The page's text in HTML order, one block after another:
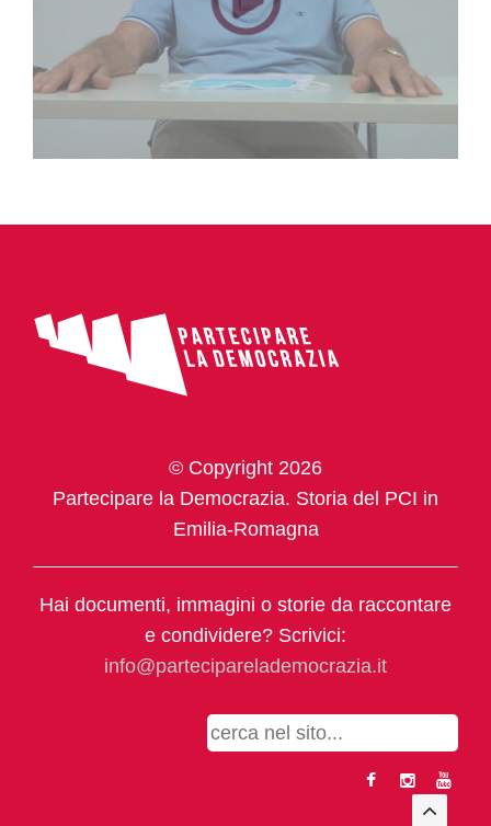
© Copyright 2026
Partecipare la Democrazia. Storia del PCI in
Emilia-Romagna
Hai documenti, immagini o storie da raccontare
e condividere? Scrivici:
info@parteciparelademocrazia.it